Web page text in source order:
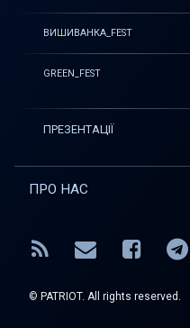
ВИШИВАНКА_FEST
GREEN_FEST
ПРЕЗЕНТАЦІЇ
ПРО НАС
RSS E-mail
© PATRIOT. All rights reserved.